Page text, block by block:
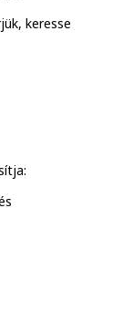
keresse